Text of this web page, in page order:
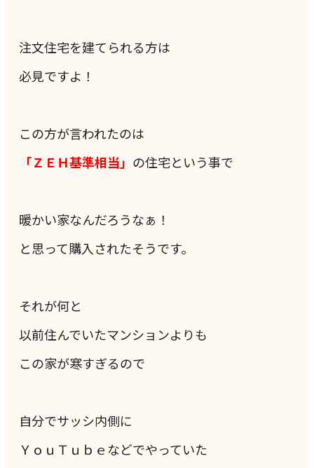
注文住宅を建てられる方は
必見ですよ！
この方が言われたのは
「ＺＥＨ基準相当」 の住宅という事で
暖かい家なんだろうなぁ！
と思って購入されたそうです。
それが何と
以前住んでいたマンションよりも
この家が寒すぎるので
自分でサッシ内側に
ＹｏｕＴｕｂｅなどでやっていた